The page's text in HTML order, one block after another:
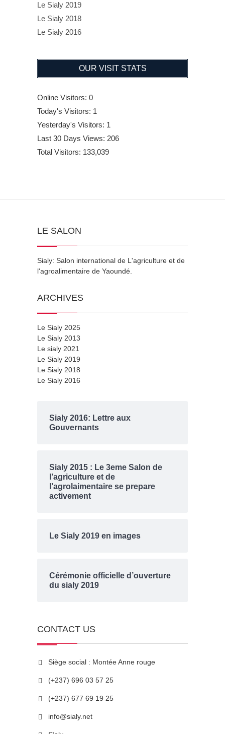
Le Sialy 2019
Le Sialy 2018
Le Sialy 2016
OUR VISIT STATS
Online Visitors: 0
Today's Visitors: 1
Yesterday's Visitors: 1
Last 30 Days Views: 206
Total Visitors: 133,039
LE SALON
Sialy: Salon international de L'agriculture et de
l'agroalimentaire de Yaoundé.
ARCHIVES
Le Sialy 2025
Le Sialy 2013
Le sialy 2021
Le Sialy 2019
Le Sialy 2018
Le Sialy 2016
Sialy 2016: Lettre aux
Gouvernants
Sialy 2015 : Le 3eme Salon de
l’agriculture et de
l’agrolaimentaire se prepare
activement
Le Sialy 2019 en images
Cérémonie officielle d’ouverture
du sialy 2019
CONTACT US
Siège social : Montée Anne rouge
(+237) 696 03 57 25
(+237) 677 69 19 25
info@sialy.net